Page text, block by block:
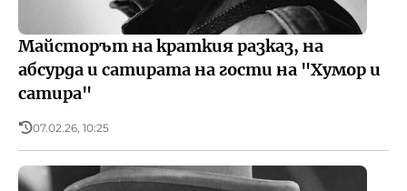
Майсторът на краткия разказ, на
абсурда и сатирата на гости на "Хумор и
сатира"
07.02.26, 10:25